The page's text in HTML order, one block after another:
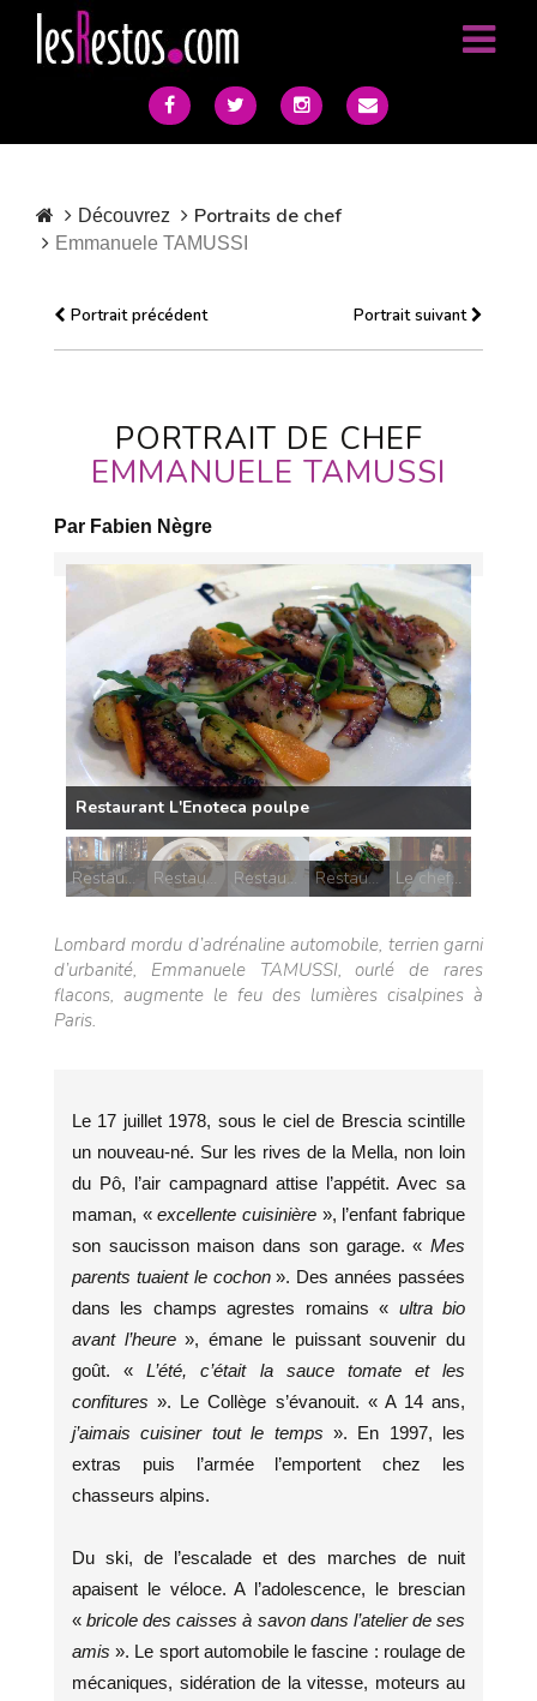
Découvrez Portraits de chef
Emmanuele TAMUSSI
Portrait précédent Portrait suivant
PORTRAIT DE CHEF
EMMANUELE TAMUSSI
Par Fabien Nègre
Restaurant L'Enoteca poulpe
Le chef Emmanuele Tamussi
Restaurant L'Enoteca poulpe
Restaurant L'Enoteca pâtes
Restaurant L'Enoteca aubergine confite
Restaurant L'Enoteca la salle
Lombard mordu d’adrénaline automobile, terrien garni
d’urbanité, Emmanuele TAMUSSI, ourlé de rares
flacons, augmente le feu des lumières cisalpines à
Paris.
Le 17 juillet 1978, sous le ciel de Brescia scintille
un nouveau-né. Sur les rives de la Mella, non loin
du Pô, l’air campagnard attise l’appétit. Avec sa
maman, «excellente cuisinière », l’enfant fabrique
son saucisson maison dans son garage. « Mes
parents tuaient le cochon». Des années passées
dans les champs agrestes romains « ultra bio
avant l’heure», émane le puissant souvenir du
goût. «L’été, c’était la sauce tomate et les
confitures». Le Collège s’évanouit. « A 14 ans,
j’aimais cuisiner tout le temps ». En 1997, les
extras puis l’armée l’emportent chez les
chasseurs alpins.
Du ski, de l’escalade et des marches de nuit
apaisent le véloce. A l’adolescence, le brescian
«bricole des caisses à savon dans l’atelier de ses
amis ». Le sport automobile le fascine : roulage de
mécaniques, sidération de la vitesse, moteurs au